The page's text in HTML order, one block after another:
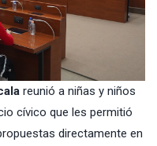
reunió a niñas y niños
cívico que les permitió
directamente en